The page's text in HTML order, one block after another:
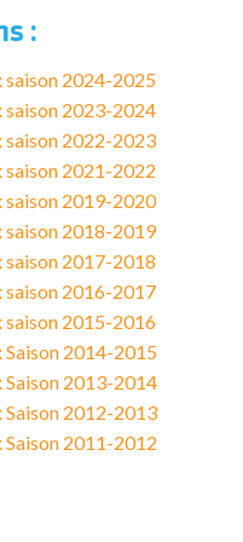
:
saison 2024-2025
saison 2023-2024
saison 2022-2023
saison 2021-2022
saison 2019-2020
saison 2018-2019
saison 2017-2018
saison 2016-2017
saison 2015-2016
Saison 2014-2015
Saison 2013-2014
Saison 2012-2013
Saison 2011-2012